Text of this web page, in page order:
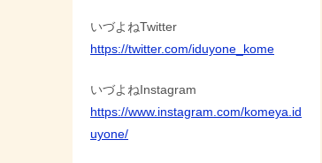
いづよねTwitter
https://twitter.com/iduyone_kome
いづよねInstagram
https://www.instagram.com/komeya.id
uyone/